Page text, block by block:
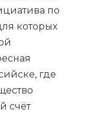
по
которых
где
счёт